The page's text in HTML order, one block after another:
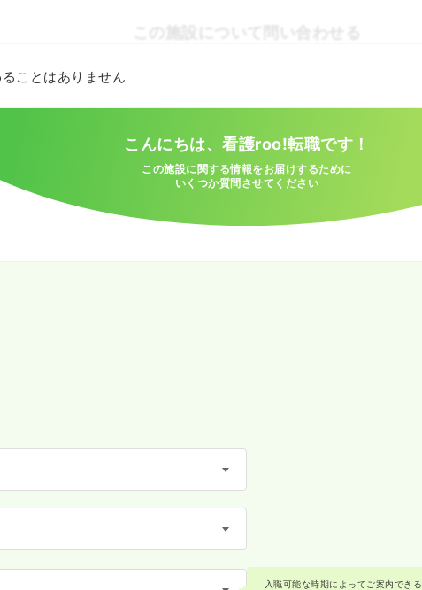
この施設について問い合わせる
ことはありません
こんにちは、看護roo!転職です！
この施設に関する情報をお届けするために
いくつか質問させてください
入職可能な時期によってご案内できる